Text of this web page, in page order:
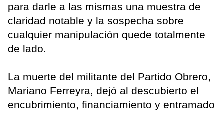
para darle a las mismas una muestra de
claridad notable y la sospecha sobre
cualquier manipulación quede totalmente
de lado.
La muerte del militante del Partido Obrero,
Mariano Ferreyra, dejó al descubierto el
encubrimiento, financiamiento y entramado